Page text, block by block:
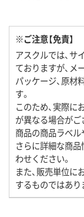
※ご注意【免責】
アスクルでは、サ
ておりますが、メ
パッケージ、原材
す。
このため、実際
が異なる場合がご
商品の商品ラベル
さらに詳細な商
わせください。
また、販売単位に
するものではあり